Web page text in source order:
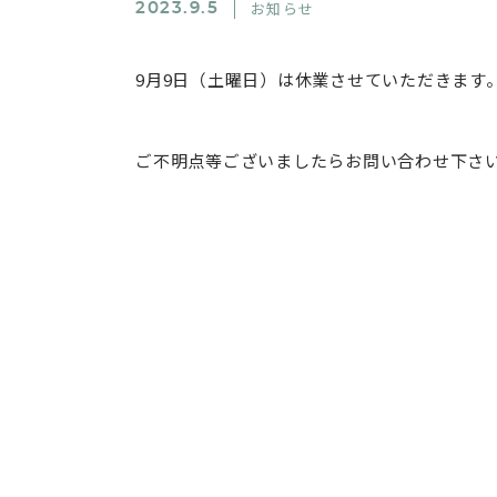
2023.9.5 お知らせ
9月9日（土曜日）は休業させていただきます
ご不明点等ございましたらお問い合わせ下さ